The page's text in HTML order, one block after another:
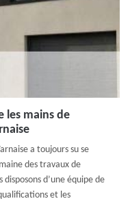
les mains de
a toujours su se
des travaux de
d’une équipe de
et les